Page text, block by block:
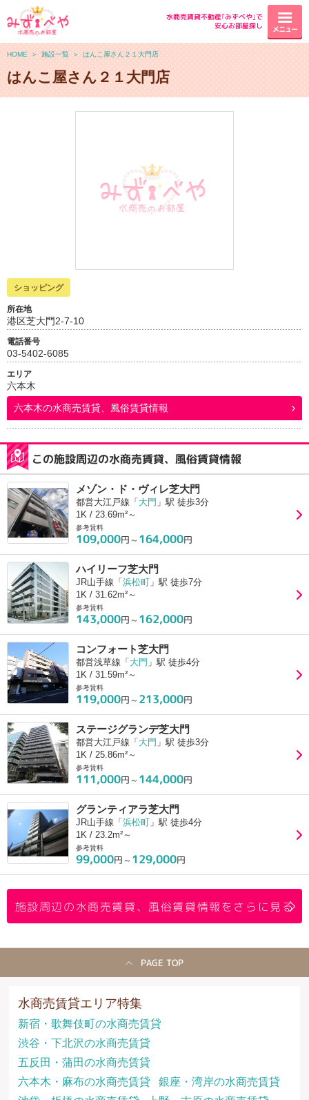
水商売賃貸不動産｢みずべや｣で
安心お部屋探し
メニュー
HOME ＞ 施設一覧 ＞ はんこ屋さん２１大門店
はんこ屋さん２１大門店
ショッピング
所在地
港区芝大門2-7-10
電話番号
03-5402-6085
エリア
六本木
六本木の水商売賃貸、風俗賃貸情報
この施設周辺の水商売賃貸、風俗賃貸情報
メゾン・ド・ヴィレ芝大門
都営大江戸線「 大門 」駅 徒歩3分
1K / 23.69m²～
参考賃料
109,000円～ 164,000円
ハイリーフ芝大門
JR山手線「 浜松町 」駅 徒歩7分
1K / 31.62m²～
参考賃料
143,000円～ 162,000円
コンフォート芝大門
都営浅草線「 大門 」駅 徒歩4分
1K / 31.59m²～
参考賃料
119,000円～ 213,000円
ステージグランデ芝大門
都営大江戸線「 大門 」駅 徒歩3分
1K / 25.86m²～
参考賃料
111,000円～ 144,000円
グランティアラ芝大門
JR山手線「 浜松町 」駅 徒歩4分
1K / 23.2m²～
参考賃料
99,000円～ 129,000円
施設周辺の水商売賃貸、風俗賃貸情報をさらに見る
PAGE TOP
水商売賃貸エリア特集
新宿・歌舞伎町の水商売賃貸
渋谷・下北沢の水商売賃貸
五反田・蒲田の水商売賃貸
六本木・麻布の水商売賃貸
銀座・湾岸の水商売賃貸